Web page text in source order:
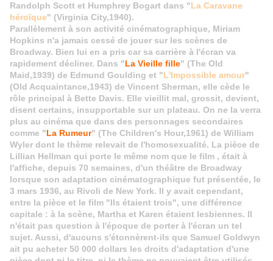
Randolph Scott et Humphrey Bogart dans "La Caravane
héroïque" (Virginia City,1940).
Parallèlement à son activité cinématographique, Miriam
Hopkins n'a jamais cessé de jouer sur les scènes de
Broadway. Bien lui en a pris car sa carrière à l'écran va
rapidement décliner. Dans "La Vieille fille" (The Old
Maid,1939) de Edmund Goulding et "L'Impossible amour"
(Old Acquaintance,1943) de Vincent Sherman, elle cède le
rôle principal à Bette Davis. Elle vieillit mal, grossit, devient,
disent certains, insupportable sur un plateau. On ne la verra
plus au cinéma que dans des personnages secondaires
comme "La Rumeur" (The Children's Hour,1961) de William
Wyler dont le thème relevait de l'homosexualité. La pièce de
Lillian Hellman qui porte le même nom que le film , était à
l'affiche, depuis 70 semaines, d'un théâtre de Broadway
lorsque son adaptation cinématographique fut présentée, le
3 mars 1936, au Rivoli de New York. Il y avait cependant,
entre la pièce et le film "Ils étaient trois", une différence
capitale : à la scène, Martha et Karen étaient lesbiennes. Il
n'était pas question à l'époque de porter à l'écran un tel
sujet. Aussi, d'aucuns s'étonnèrent-ils que Samuel Goldwyn
ait pu acheter 50 000 dollars les droits d'adaptation d'une